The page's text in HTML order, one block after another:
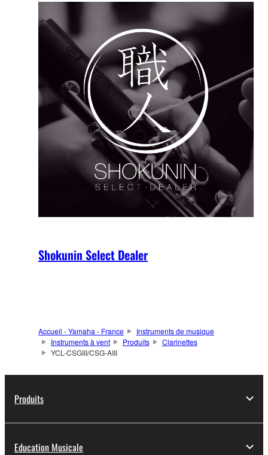
Shokunin Select Dealer
Accueil - Yamaha - France
Instruments de musique
Instruments à vent
Produits
Clarinettes
YCL-CSGIII/CSG-AIII
Produits
Education Musicale